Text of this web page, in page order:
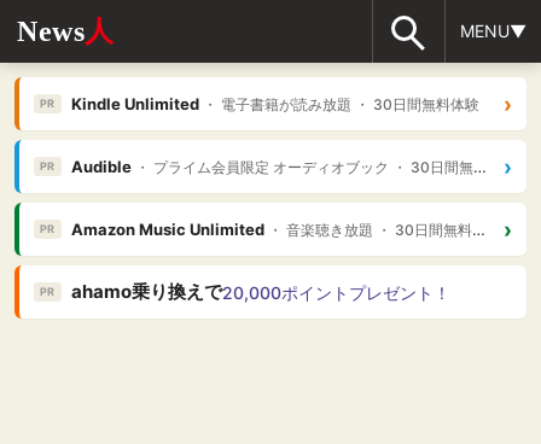
News人 MENU▼
PR Kindle Unlimited・ 電子書籍が読み放題 ・ 30日間無料体験 ›
PR Audible・ プライム会員限定 オーディオブック ・ 30日間無料体験 ›
PR Amazon Music Unlimited・ 音楽聴き放題 ・ 30日間無料体験 ›
PR ahamo乗り換えで20,000ポイントプレゼント！